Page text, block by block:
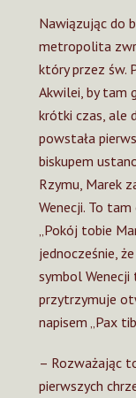
Nawiązując do
metropolita
który przez św.
Akwilei, by tam
krótki czas, ale
powstała
biskupem
Rzymu, Marek
Wenecji. To tam
„Pokój tobie
jednocześnie,
symbol Wenecji
przytrzymuje
napisem „Pax
– Rozważając
pierwszych